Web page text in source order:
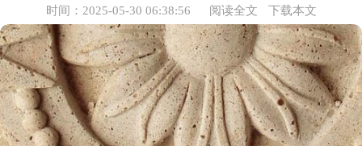
时间：2025-05-30 06:38:56 阅读全文 下载本文